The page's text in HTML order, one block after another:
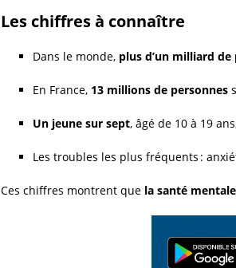
Les chiffres à connaître
Dans le monde, plus d’un milliard de
En France, 13 millions de personnes
Un jeune sur sept, âgé de 10 à 19
Les troubles les plus fréquents :
Ces chiffres montrent que la santé